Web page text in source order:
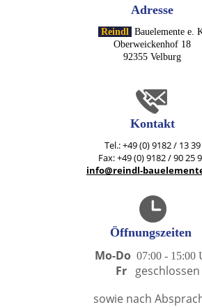
Adresse
Reindl
Bauelemente e.
Oberweickenhof 18
92355 Velburg
Kontakt
Tel.: +49 (0) 9182 / 13 39
Fax: +49 (0) 9182 / 90 25
info@reindl-
Öffnungszeiten
Mo-Do 07:00 - 15:00
Fr geschlossen
sowie nach